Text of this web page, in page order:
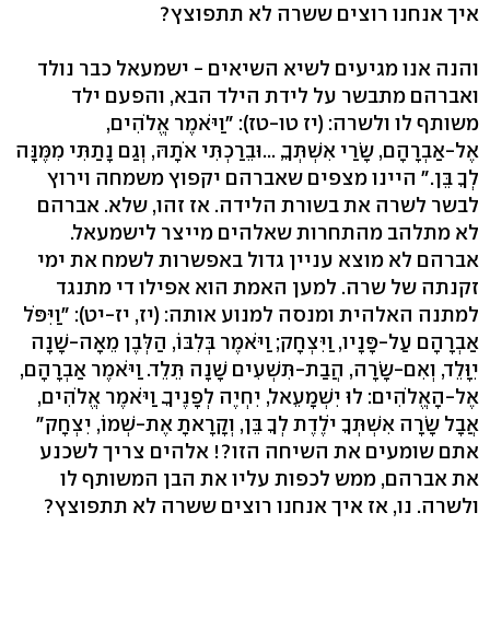
איך אנחנו רוצים ששרה לא תתפוצץ?
והנה אנו מגיעים לשיא השיאים - ישמעאל כבר נולד
ואברהם מתבשר על לידת הילד הבא, והפעם ילד
משותף לו ולשרה: (יז טו-טז): "וַיֹּאמֶר אֱלֹהִים,
אֶל-אַבְרָהָם, שָׂרַי אִשְׁתְּךָ, ...וּבֵרַכְתִּי אֹתָהּ, וְגַם נָתַתִּי מִמֶּנָּה
לְךָ בֵּן." היינו מצפים שאברהם יקפוץ משמחה וירוץ
לבשר לשרה את בשורת הלידה. אז זהו, שלא. אברהם
לא מתלהב מהתחרות שאלהים מייצר לישמעאל.
אברהם לא מוצא עניין גדול באפשרות לשמח את ימי
זקנתה של שרה. למען האמת הוא אפילו די מתנגד
למתנה האלהית ומנסה למנוע אותה: (יז, יז-יט): "וַיִּפֹּל
אַבְרָהָם עַל-פָּנָיו, וַיִּצְחָק; וַיֹּאמֶר בְּלִבּוֹ, הַלְּבֶן מֵאָה-שָׁנָה
יִוָּלֵד, וְאִם-שָׂרָה, הֲבַת-תִּשְׁעִים שָׁנָה תֵּלֵד. וַיֹּאמֶר אַבְרָהָם,
אֶל-הָאֱלֹהִים: לוּ יִשְׁמָעֵאל, יִחְיֶה לְפָנֶיךָ. וַיֹּאמֶר אֱלֹהִים,
אֲבָל שָׂרָה אִשְׁתְּךָ יֹלֶדֶת לְךָ בֵּן, וְקָרָאתָ אֶת-שְׁמוֹ, יִצְחָק"
אתם שומעים את השיחה הזו?! אלהים צריך לשכנע
את אברהם, ממש לכפות עליו את הבן המשותף לו
ולשרה. נו, אז איך אנחנו רוצים ששרה לא תתפוצץ?